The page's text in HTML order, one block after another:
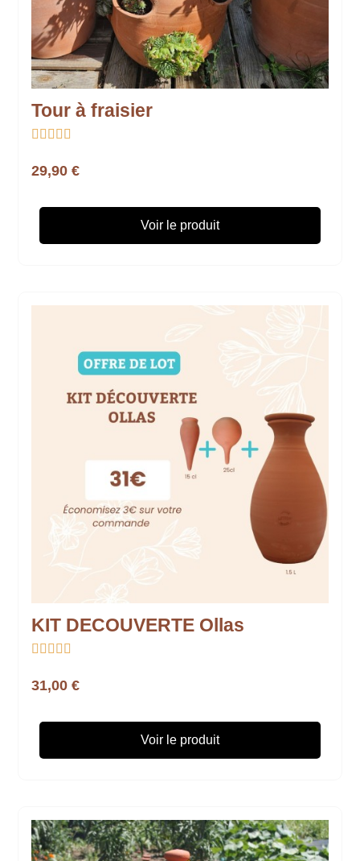
Tour à fraisier
    
29,90 €
Voir le produit
KIT DECOUVERTE Ollas
    
31,00 €
Voir le produit